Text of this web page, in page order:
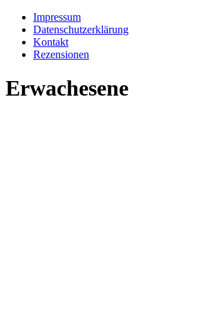
Impressum
Datenschutzerklärung
Kontakt
Rezensionen
Erwachesene